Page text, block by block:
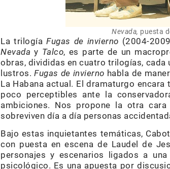
Nevada, puesta
La trilogíaFugas de invierno (2004-
Nevada y Talco, es parte de un
obras, divididas en cuatro trilogías, cada
lustros.Fugas de invierno habla de
La Habana actual. El dramaturgo
poco perceptibles ante la
ambiciones. Nos propone la otra
sobreviven día a día personas
Bajo estas inquietantes temáticas,
con puesta en escena de Laudel de
personajes y escenarios ligados a
psicológico. Es una apuesta por